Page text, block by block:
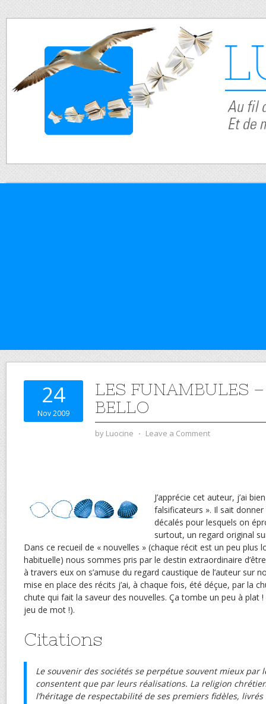
24
Nov 2009
LES FUNAMBULES
BELLO
by Luocine ⋅ Leave a Comment
J’apprécie cet auteur, j’ai
falsificateurs ». Il sait
décalés pour lesquels on
surtout, un regard original
Dans ce recueil de « nouvelles » (chaque récit est un peu plus
habituelle) nous sommes pris par le destin extraordinaire
à travers eux on s’amuse du regard caustique de l’auteur sur
mise en place des récits j’ai, à chaque fois, été déçue, par la
chute qui fait la saveur des nouvelles. Ça tombe un peu à plat
jeu de mot !).
Citations
Le souvenir des sociétés se perpétue souvent mieux par
consentent que par leurs réalisations. La religion
l’héritage de respectabilité de ses premiers fidèles,